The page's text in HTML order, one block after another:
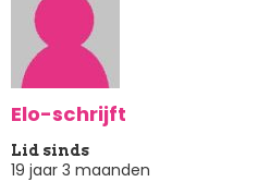
Elo-schrijft
Lid sinds
19 jaar 3 maanden